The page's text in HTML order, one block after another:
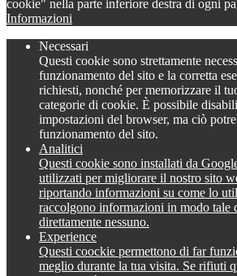
cookie" nella parte inferiore destra di ogni
Informazioni
Necessari
Questi cookie sono strettamente
funzionamento del sito e la corretta
richiesti, nonché per memorizzare il
categorie di cookie. È possibile
impostazioni del browser, ma ciò
funzionamento del sito.
Analitici
Questi cookie sono installati da
utilizzati per migliorare il nostro sito
riportando informazioni su come lo
raccolgono informazioni in modo tale
direttamente nessuno.
Experience
Questi coockie permettono di far
meglio durante la tua visita. Se rifiuti